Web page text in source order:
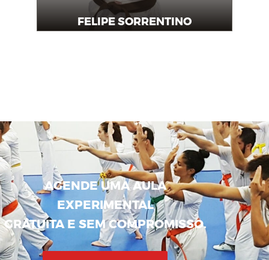
FELIPE SORRENTINO
Instrutor
AGENDE UMA AULA
EXPERIMENTAL
GRATUITA E SEM COMPROMISSO.